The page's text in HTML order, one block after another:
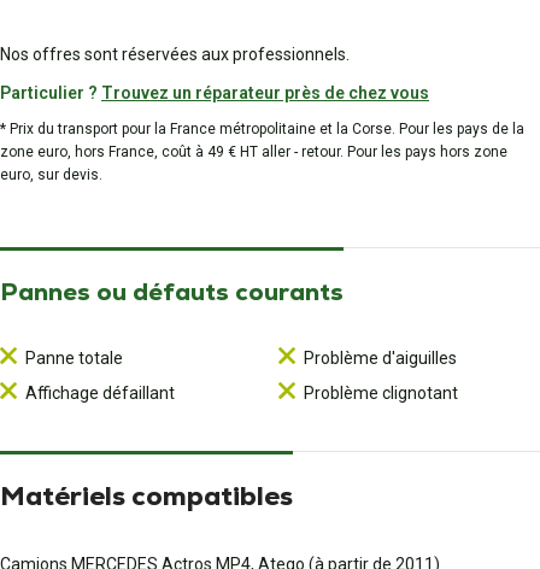
Nos offres sont réservées aux professionnels.
Particulier ? Trouvez un réparateur près de chez vous
* Prix du transport pour la France métropolitaine et la Corse. Pour les pays de la
zone euro, hors France, coût à 49 € HT aller - retour. Pour les pays hors zone
euro, sur devis.
Pannes ou défauts courants
Panne totale
Affichage défaillant
Problème d'aiguilles
Problème clignotant
Matériels compatibles
Camions MERCEDES Actros MP4, Atego (à partir de 2011)